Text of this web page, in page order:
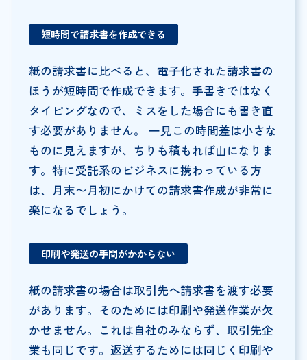
短時間で請求書を作成できる
紙の請求書に比べると、電子化された請求書の
ほうが短時間で作成できます。手書きではなく
タイピングなので、ミスをした場合にも書き直
す必要がありません。 一見この時間差は小さな
ものに見えますが、ちりも積もれば山になりま
す。特に受託系のビジネスに携わっている方
は、月末〜月初にかけての請求書作成が非常に
楽になるでしょう。
印刷や発送の手間がかからない
紙の請求書の場合は取引先へ請求書を渡す必要
があります。そのためには印刷や発送作業が欠
かせません。これは自社のみならず、取引先企
業も同じです。返送するためには同じく印刷や